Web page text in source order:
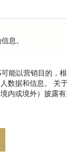
息。
能以营销目的，
数据和信息。 关
内或境外）披露有